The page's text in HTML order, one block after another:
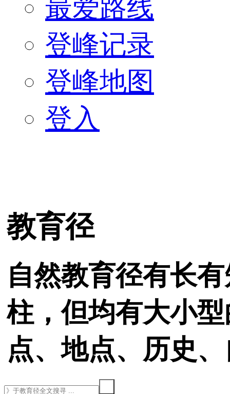
最爱路线
登峰记录
登峰地图
登入
教育径
自然教育径有长
柱，但均有大小
点、地点、历史